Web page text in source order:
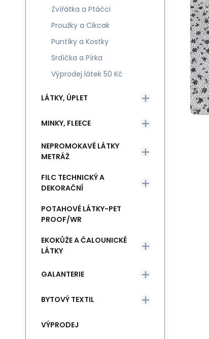
Zvířátka a Ptáčci
Proužky a Cikcak
Puntíky a Kostky
Srdíčka a Pírka
Výprodej látek 50 Kč
LÁTKY, ÚPLET
MINKY, FLEECE
NEPROMOKAVÉ LÁTKY
METRÁŽ
FILC TECHNICKÝ A
DEKORAČNÍ
POTAHOVÉ LÁTKY-PET
PROOF/WR
EKOKŮŽE A ČALOUNICKÉ
LÁTKY
GALANTERIE
BYTOVÝ TEXTIL
VÝPRODEJ